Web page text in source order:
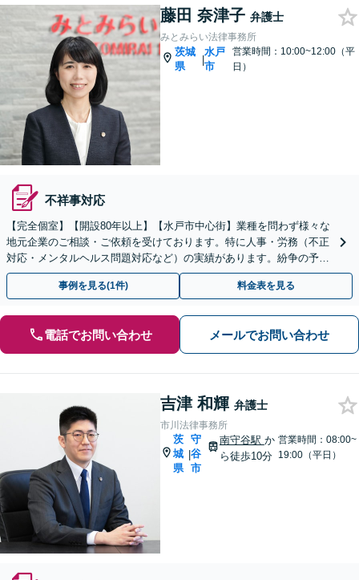
藤田 奈津子 弁護士
みとみらい法律事務所
茨城
県
|
水戸
市
営業時間：10:00~12:00（平
日）
不祥事対応
【完全個室】【開設80年以上】【水戸市中心街】業種を問わず様々な
地元企業のご相談・ご依頼を受けております。特に人事・労務（不正
対応・メンタルヘルス問題対応など）の実績があります。紛争の予
防〜交渉・訴訟まで企業の伴走者として尽力します。
事例を見る(1件) 料金表を見る
電話でお問い合わせ メールでお問い合わせ
吉津 和輝 弁護士
市川法律事務所
茨
城
県
|
守
谷
市
南守谷駅 か
ら徒歩10分
営業時間：08:00~
19:00（平日）